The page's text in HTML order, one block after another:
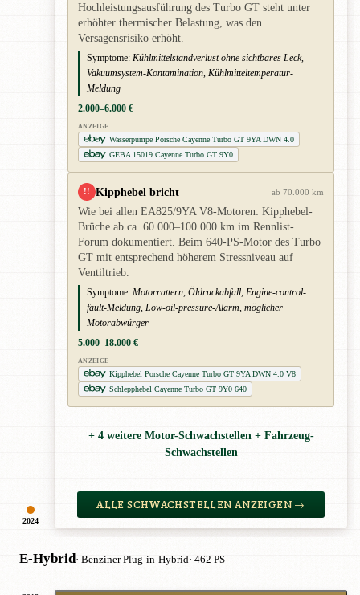
2024
Hochleistungsausführung des Turbo GT steht unter
erhöhter thermischer Belastung, was den
Versagensrisiko erhöht.
Symptome: Kühlmittelstandverlust ohne sichtbares Leck,
Vakuumsystem-Kontamination, Kühlmitteltemperatur-
Meldung
2.000–6.000 €
ANZEIGE
Wasserpumpe Porsche Cayenne Turbo GT 9YA DWN 4.0
GEBA 15019 Cayenne Turbo GT 9Y0
!! Kipphebel bricht ab 70.000 km
Wie bei allen EA825/9YA V8-Motoren: Kipphebel-
Brüche ab ca. 60.000–100.000 km im Rennlist-
Forum dokumentiert. Beim 640-PS-Motor des Turbo
GT mit entsprechend höherem Stressniveau auf
Ventiltrieb.
Symptome: Motorrattern, Öldruckabfall, Engine-control-
fault-Meldung, Low-oil-pressure-Alarm, möglicher
Motorabwürger
5.000–18.000 €
ANZEIGE
Kipphebel Porsche Cayenne Turbo GT 9YA DWN 4.0 V8
Schlepphebel Cayenne Turbo GT 9Y0 640
+ 4 weitere Motor-Schwachstellen + Fahrzeug-
Schwachstellen
ALLE SCHWACHSTELLEN ANZEIGEN →
E-Hybrid· Benziner Plug-in-Hybrid· 462 PS